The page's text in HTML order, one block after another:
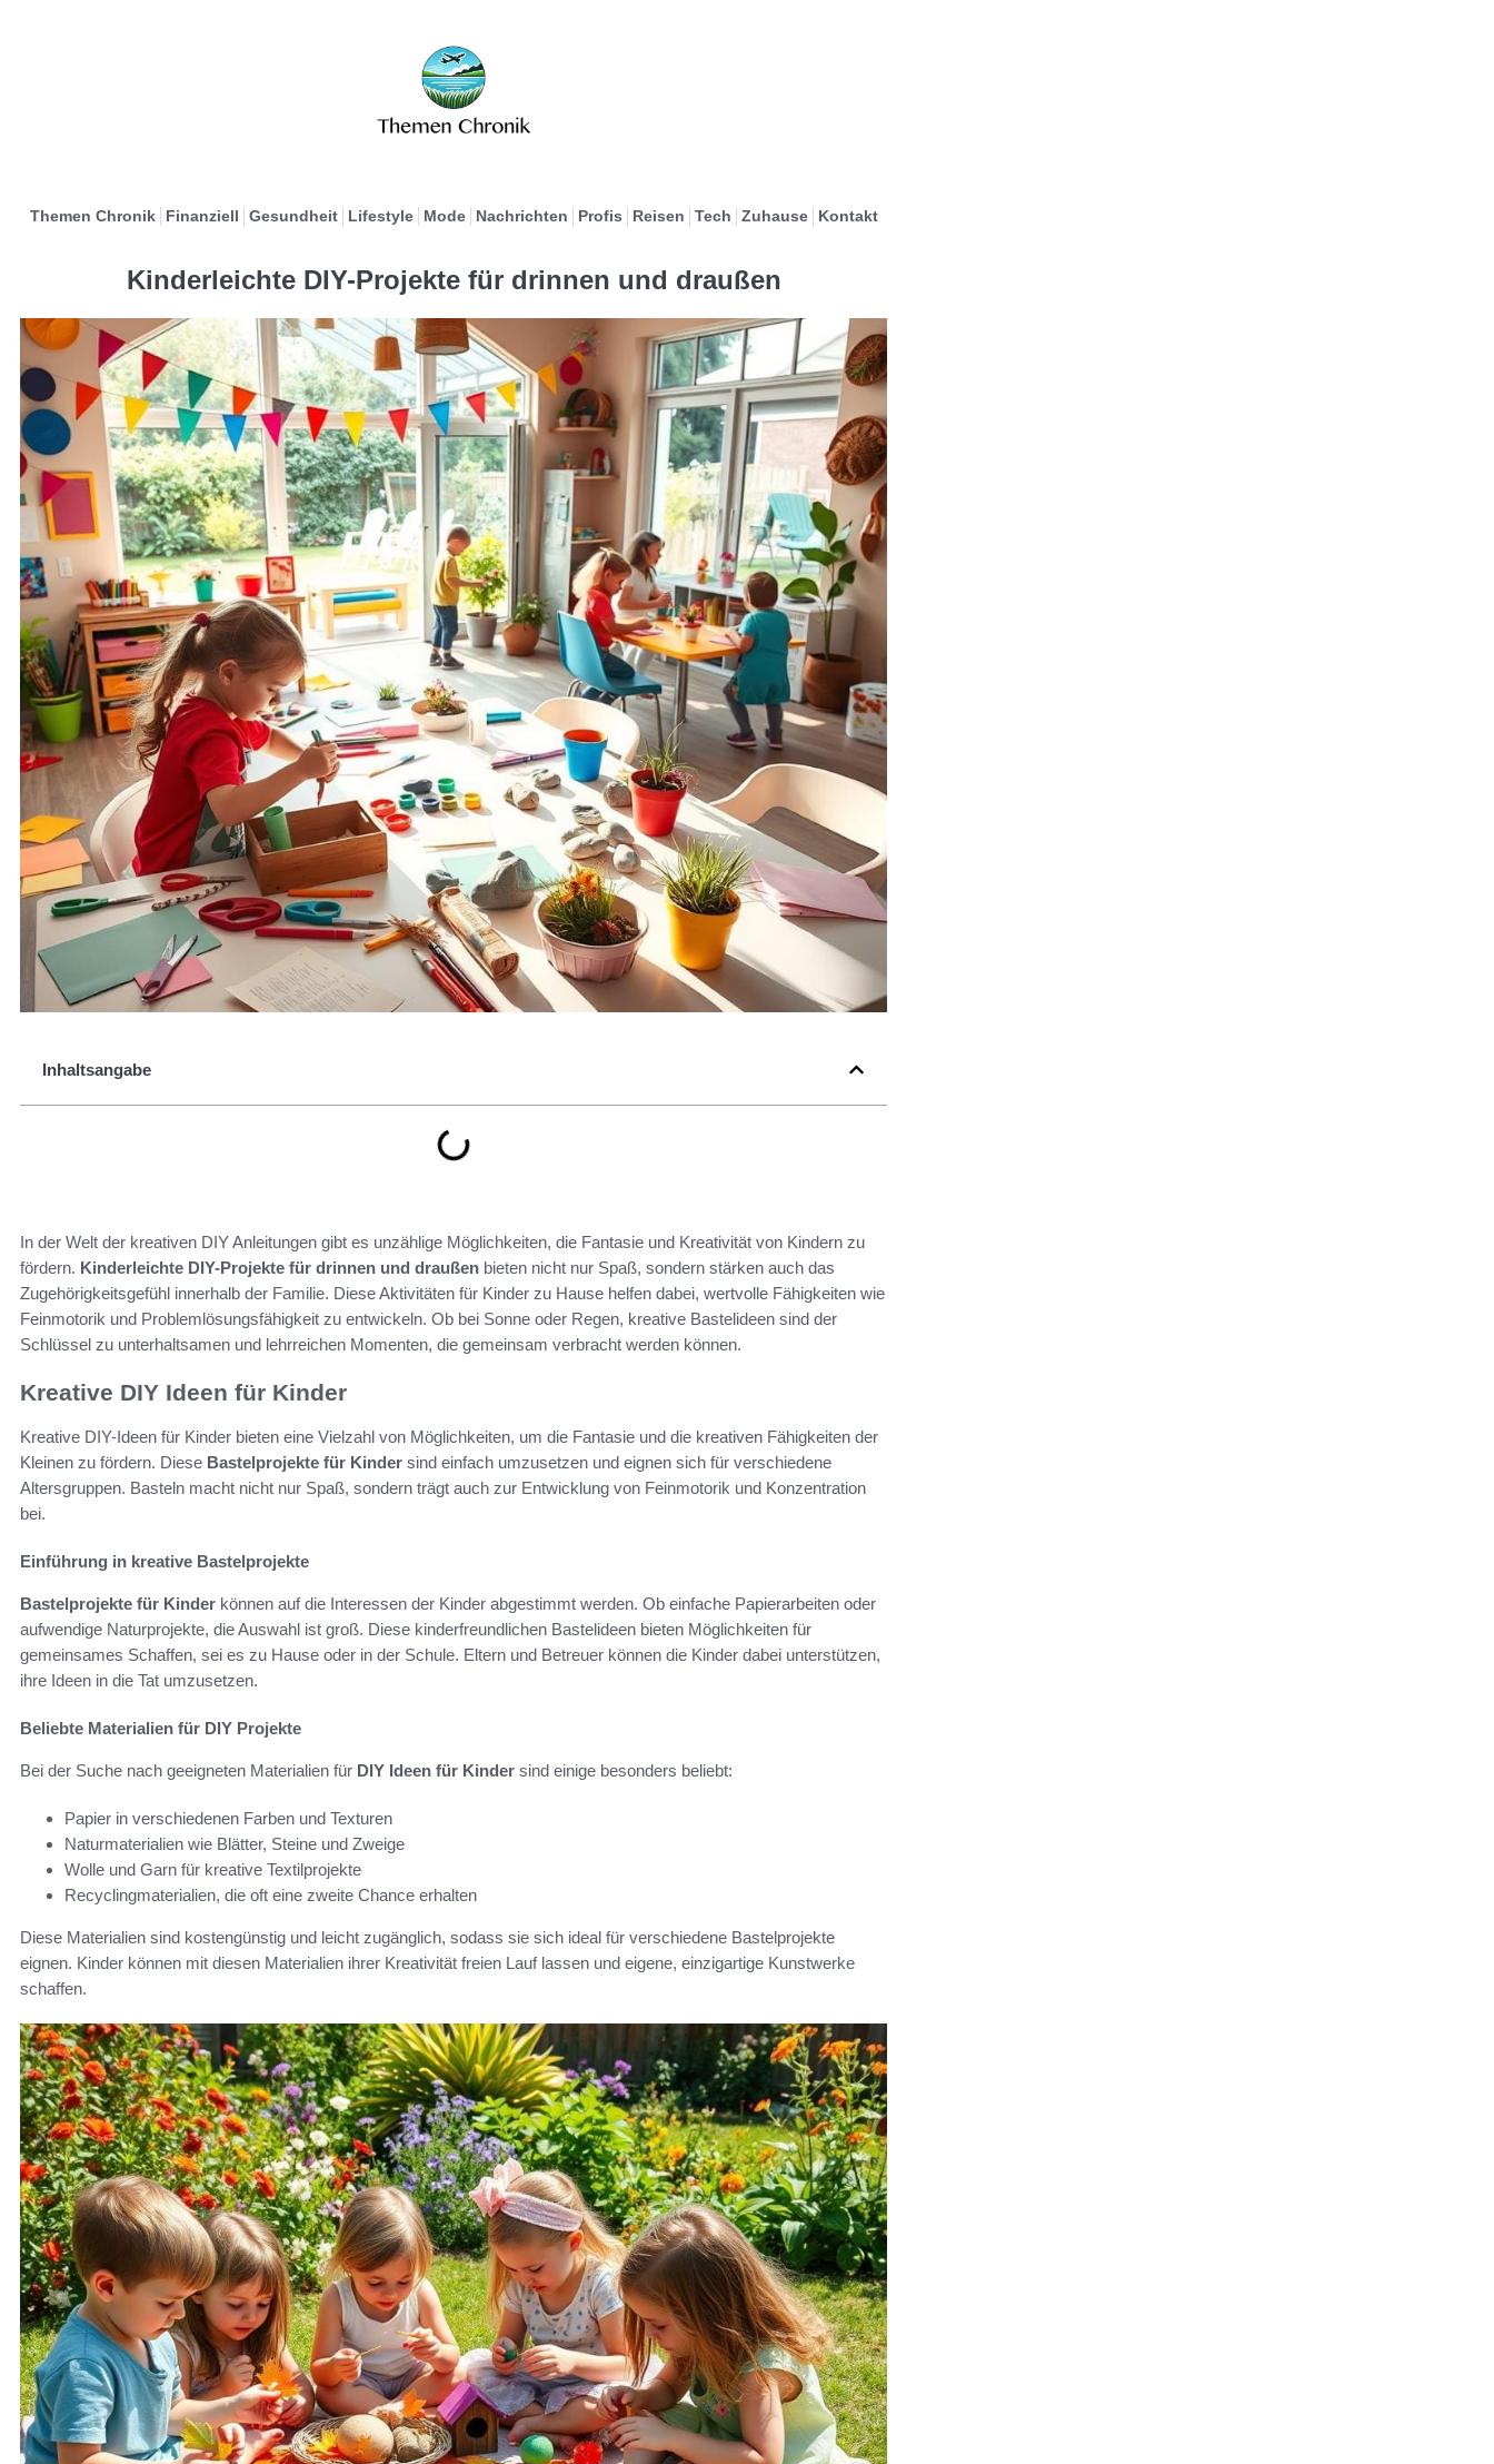
Themen Chronik Finanziell Gesundheit Lifestyle Mode Nachrichten Profis Reisen Tech Zuhause Kontakt
Kinderleichte DIY-Projekte für drinnen und draußen
Inhaltsangabe
In der Welt der kreativen DIY Anleitungen gibt es unzählige Möglichkeiten, die Fantasie und Kreativität von Kindern zu
fördern. Kinderleichte DIY-Projekte für drinnen und draußen bieten nicht nur Spaß, sondern stärken auch das
Zugehörigkeitsgefühl innerhalb der Familie. Diese Aktivitäten für Kinder zu Hause helfen dabei, wertvolle Fähigkeiten wie
Feinmotorik und Problemlösungsfähigkeit zu entwickeln. Ob bei Sonne oder Regen, kreative Bastelideen sind der
Schlüssel zu unterhaltsamen und lehrreichen Momenten, die gemeinsam verbracht werden können.
Kreative DIY Ideen für Kinder
Kreative DIY-Ideen für Kinder bieten eine Vielzahl von Möglichkeiten, um die Fantasie und die kreativen Fähigkeiten der
Kleinen zu fördern. Diese Bastelprojekte für Kinder sind einfach umzusetzen und eignen sich für verschiedene
Altersgruppen. Basteln macht nicht nur Spaß, sondern trägt auch zur Entwicklung von Feinmotorik und Konzentration
bei.
Einführung in kreative Bastelprojekte
Bastelprojekte für Kinder können auf die Interessen der Kinder abgestimmt werden. Ob einfache Papierarbeiten oder
aufwendige Naturprojekte, die Auswahl ist groß. Diese kinderfreundlichen Bastelideen bieten Möglichkeiten für
gemeinsames Schaffen, sei es zu Hause oder in der Schule. Eltern und Betreuer können die Kinder dabei unterstützen,
ihre Ideen in die Tat umzusetzen.
Beliebte Materialien für DIY Projekte
Bei der Suche nach geeigneten Materialien für DIY Ideen für Kinder sind einige besonders beliebt:
Papier in verschiedenen Farben und Texturen
Naturmaterialien wie Blätter, Steine und Zweige
Wolle und Garn für kreative Textilprojekte
Recyclingmaterialien, die oft eine zweite Chance erhalten
Diese Materialien sind kostengünstig und leicht zugänglich, sodass sie sich ideal für verschiedene Bastelprojekte
eignen. Kinder können mit diesen Materialien ihrer Kreativität freien Lauf lassen und eigene, einzigartige Kunstwerke
schaffen.